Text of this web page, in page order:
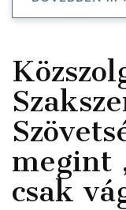
megint
csak